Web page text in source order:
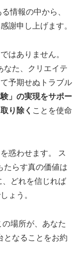
情報の中から、
謝申し上げます。
はありません。
なた、クリエイテ
予期せぬトラブル
験」の実現をサポー
り除く ことを使命
惑わせます。 ス
たらす真の価値は
どれを信じれば
ょう。
場所が、あなた
となることをお約